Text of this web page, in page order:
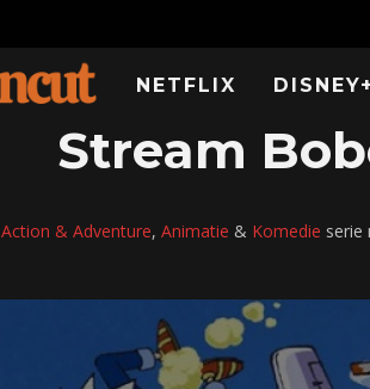
NETFLIX DISNEY+
Stream
Action & Adventure, Animatie & Komedie serie